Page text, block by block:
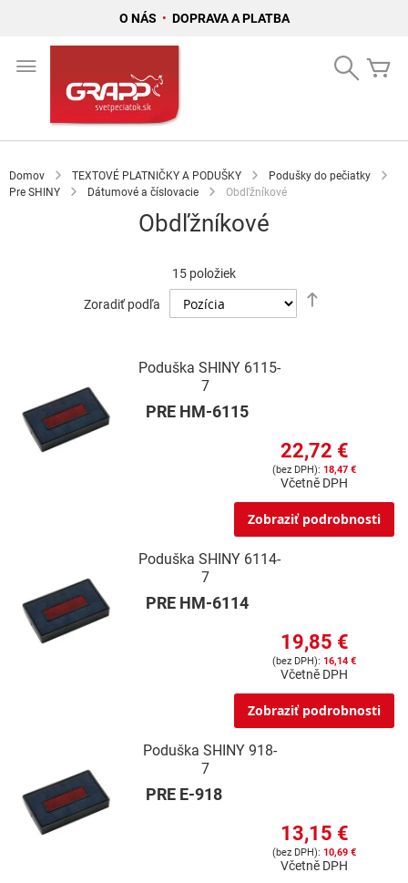
O NÁS • DOPRAVA A PLATBA
Search
Domov TEXTOVÉ PLATNIČKY A PODUŠKY
Podušky do pečiatky
Pre SHINY
Dátumové a číslovacie Obdľžníkové
Obdľžníkové
15 položiek
Zoradiť podľa
Poduška SHINY 6115-
7
PRE HM-6115
22,72 €
18,47 €
Včetně DPH
Zobraziť podrobnosti
Poduška SHINY 6114-
7
PRE HM-6114
19,85 €
16,14 €
Včetně DPH
Zobraziť podrobnosti
Poduška SHINY 918-
7
PRE E-918
13,15 €
10,69 €
Včetně DPH